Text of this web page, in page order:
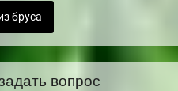
бруса
вопрос